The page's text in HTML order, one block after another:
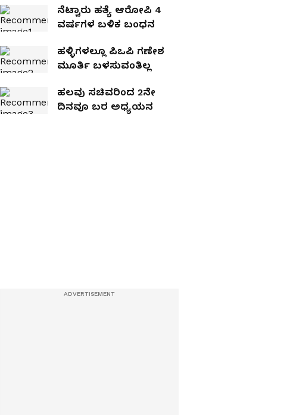
ನೆಟ್ಟಾರು ಹತ್ಯೆ ಆರೋಪಿ 4
ವರ್ಷಗಳ ಬಳಿಕ ಬಂಧನ
ಹಳ್ಳಿಗಳಲ್ಲೂ ಪಿಒಪಿ ಗಣೇಶ
ಮೂರ್ತಿ ಬಳಸುವಂತಿಲ್ಲ
ಹಲವು ಸಚಿವರಿಂದ 2ನೇ
ದಿನವೂ ಬರ ಅಧ್ಯಯನ